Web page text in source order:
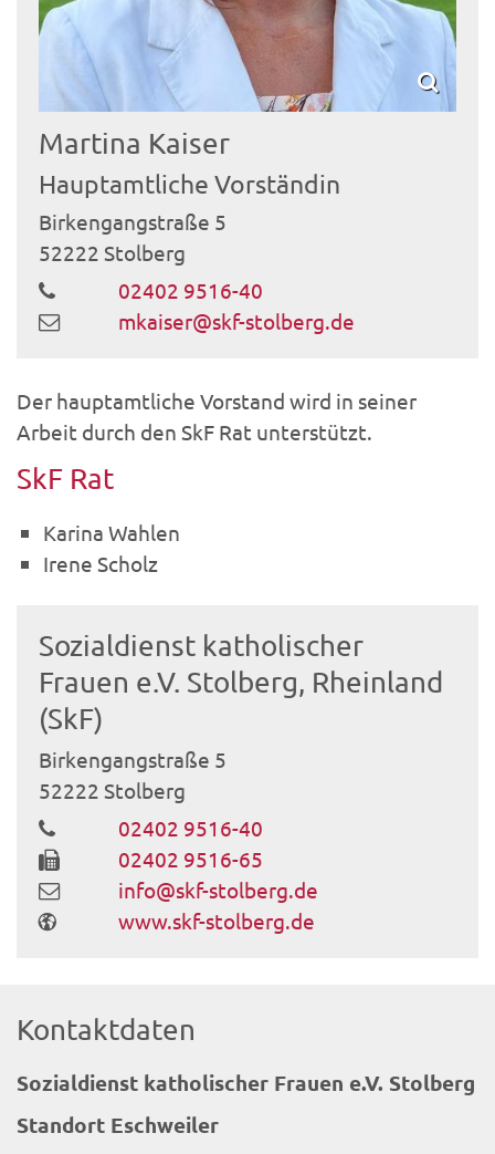
Martina Kaiser
Hauptamtliche Vorständin
Birkengangstraße 5
52222 Stolberg
02402 9516-40
mkaiser@skf-stolberg.de
Der hauptamtliche Vorstand wird in seiner
Arbeit durch den SkF Rat unterstützt.
SkF Rat
Karina Wahlen
Irene Scholz
Sozialdienst katholischer
Frauen e.V. Stolberg, Rheinland
(SkF)
Birkengangstraße 5
52222 Stolberg
02402 9516-40
02402 9516-65
info@skf-stolberg.de
www.skf-stolberg.de
Kontaktdaten
Sozialdienst katholischer Frauen e.V. Stolberg
Standort Eschweiler